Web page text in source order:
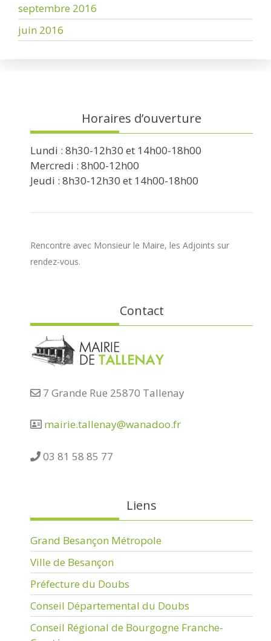
septembre 2016
juin 2016
Horaires d’ouverture
Lundi : 8h30-12h30 et 14h00-18h00
Mercredi : 8h00-12h00
Jeudi : 8h30-12h30 et 14h00-18h00
Rencontre avec Monsieur le Maire, les Adjoints sur
rendez-vous.
Contact
7 Grande Rue 25870 Tallenay
mairie.tallenay@wanadoo.fr
03 81 58 85 77
Liens
Grand Besançon Métropole
Ville de Besançon
Préfecture du Doubs
Conseil Départemental du Doubs
Conseil Régional de Bourgogne Franche-